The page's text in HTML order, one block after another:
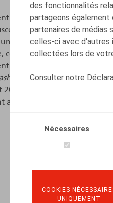
des fonctionnalités
partageons
partenaires de médias
celles-ci avec d'autres
collectées lors de
Consulter notre
Nécessaires
COOKIES
UNIQUEMENT
fédéral (2025-2029)
d’avoir un impact
alternatives
ces mesures demeurent
être précisées dans les mois
a été mis à jour sur
et ne tient donc pas
ambitionne d’instaurer.